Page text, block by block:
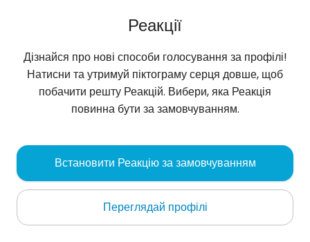
Ginny
Katowice
częściej tutaj 🙃👉 ig: futuristic_precision
Реакції
Дізнайся про нові способи голосування за профілі!
Натисни та утримуй піктограму серця довше, щоб
побачити решту Реакцій. Вибери, яка Реакція
повинна бути за замовчуванням.
Встановити Реакцію за замовчуванням
Переглядай профілі